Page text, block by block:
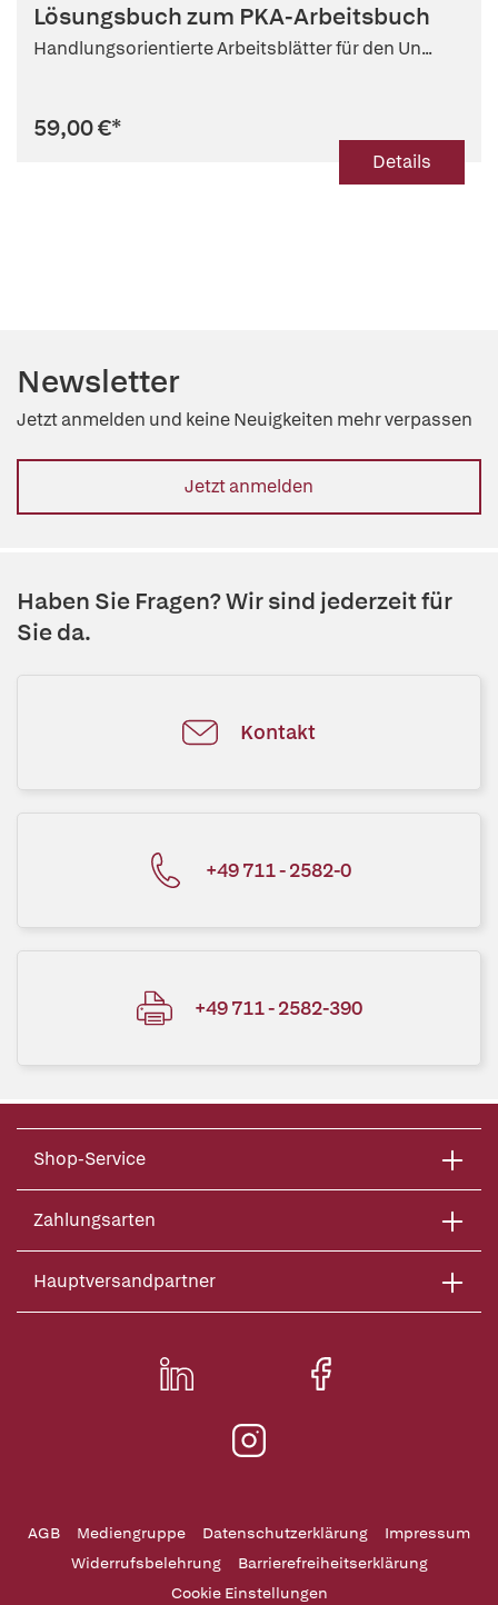
Lösungsbuch zum PKA-Arbeitsbuch
Handlungsorientierte Arbeitsblätter für den Un...
59,00 €*
Details
Newsletter
Jetzt anmelden und keine Neuigkeiten mehr verpassen
Jetzt anmelden
Haben Sie Fragen? Wir sind jederzeit für
Sie da.
Kontakt
+49 711 - 2582-0
+49 711 - 2582-390
Shop-Service
Zahlungsarten
Hauptversandpartner
AGB Mediengruppe Datenschutzerklärung
Impressum
Widerrufsbelehrung
Barrierefreiheitserklärung
Cookie Einstellungen